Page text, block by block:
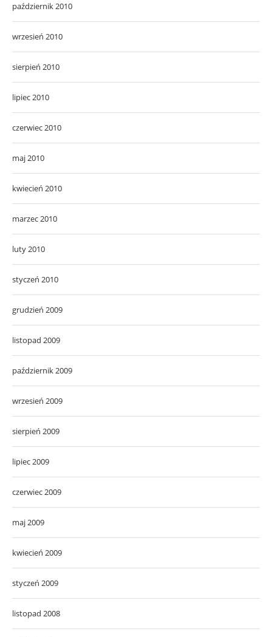
październik 2010
wrzesień 2010
sierpień 2010
lipiec 2010
czerwiec 2010
maj 2010
kwiecień 2010
marzec 2010
luty 2010
styczeń 2010
grudzień 2009
listopad 2009
październik 2009
wrzesień 2009
sierpień 2009
lipiec 2009
czerwiec 2009
maj 2009
kwiecień 2009
styczeń 2009
listopad 2008